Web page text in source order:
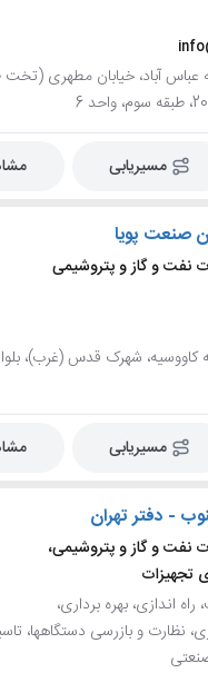
7، محله عباس آباد، خیابان مطهری
مسیریابی
صنعت پویا
نفت و گاز و پتروشیمی
3، محله کاووسیه، شهرک قدس (غرب)،
مسیریابی
- دفتر تهران
نفت و گاز و پتروشیمی،
تجهیزات
اندازی، بهره برداری،
نظارت و بازرسی دستگاهها،